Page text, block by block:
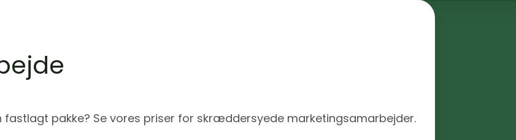
fastlagt pakke? Se vores priser for skræddersyede marketingsamarbejder.